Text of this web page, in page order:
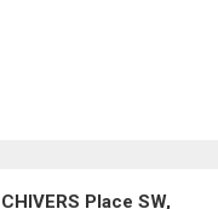
Place SW,